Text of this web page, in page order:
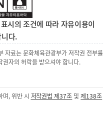
시의 조건에 따라 자유이용이
다.
자료는 문화체육관광부가 저작권 전부를
자의 허락을 받으셔야 합니다.
며, 위반 시 저작권법 제37조 및제138조